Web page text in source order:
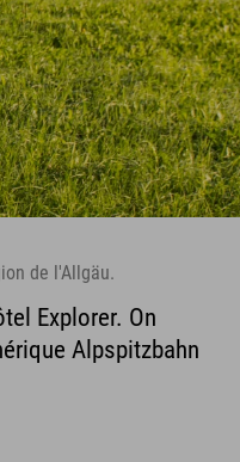
de l'Allgäu.
Explorer. On
Alpspitzbahn